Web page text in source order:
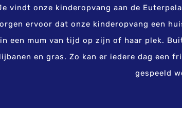
vindt onze kinderopvang aan de
ervoor dat onze kinderopvang een
in een mum van tijd op zijn of haar plek.
en gras. Zo kan er iedere dag een
gespeeld